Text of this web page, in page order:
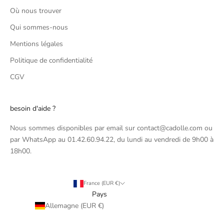
Où nous trouver
Qui sommes-nous
Mentions légales
Politique de confidentialité
CGV
besoin d'aide ?
Nous sommes disponibles par email sur contact@cadolle.com ou
par WhatsApp au 01.42.60.94.22, du lundi au vendredi de 9h00 à
18h00.
France (EUR €)
Pays
Allemagne (EUR €)